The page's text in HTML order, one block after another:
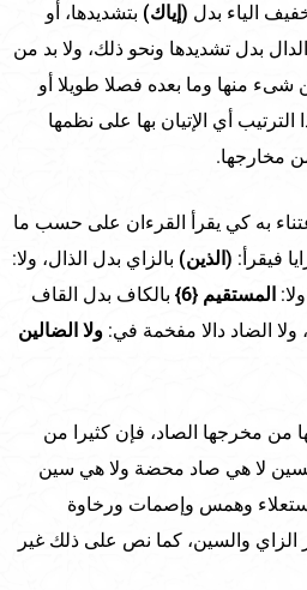
الياء بدل (إياك) بتشديدها، أو
بدل تشديدها ونحو ذلك، ولا بد من
شىء منها وما بعده فصلا طويلا أو
أي الإتيان بها على نظمها
مخارجها.
به كي يقرأ القرءان على حسب ما
فيقرأ: (الذين) بالزاي بدل الذال، ولا:
المستقيم {6}
بالكاف بدل القاف
الضاد دالا مفخمة في: ولا الضالين
من مخرجها الصاد، فإن كثيرا من
لا هي صاد محضة ولا هي سين
وهمس وإصمات ورخاوة
الزاي والسين، كما نص على ذلك غير